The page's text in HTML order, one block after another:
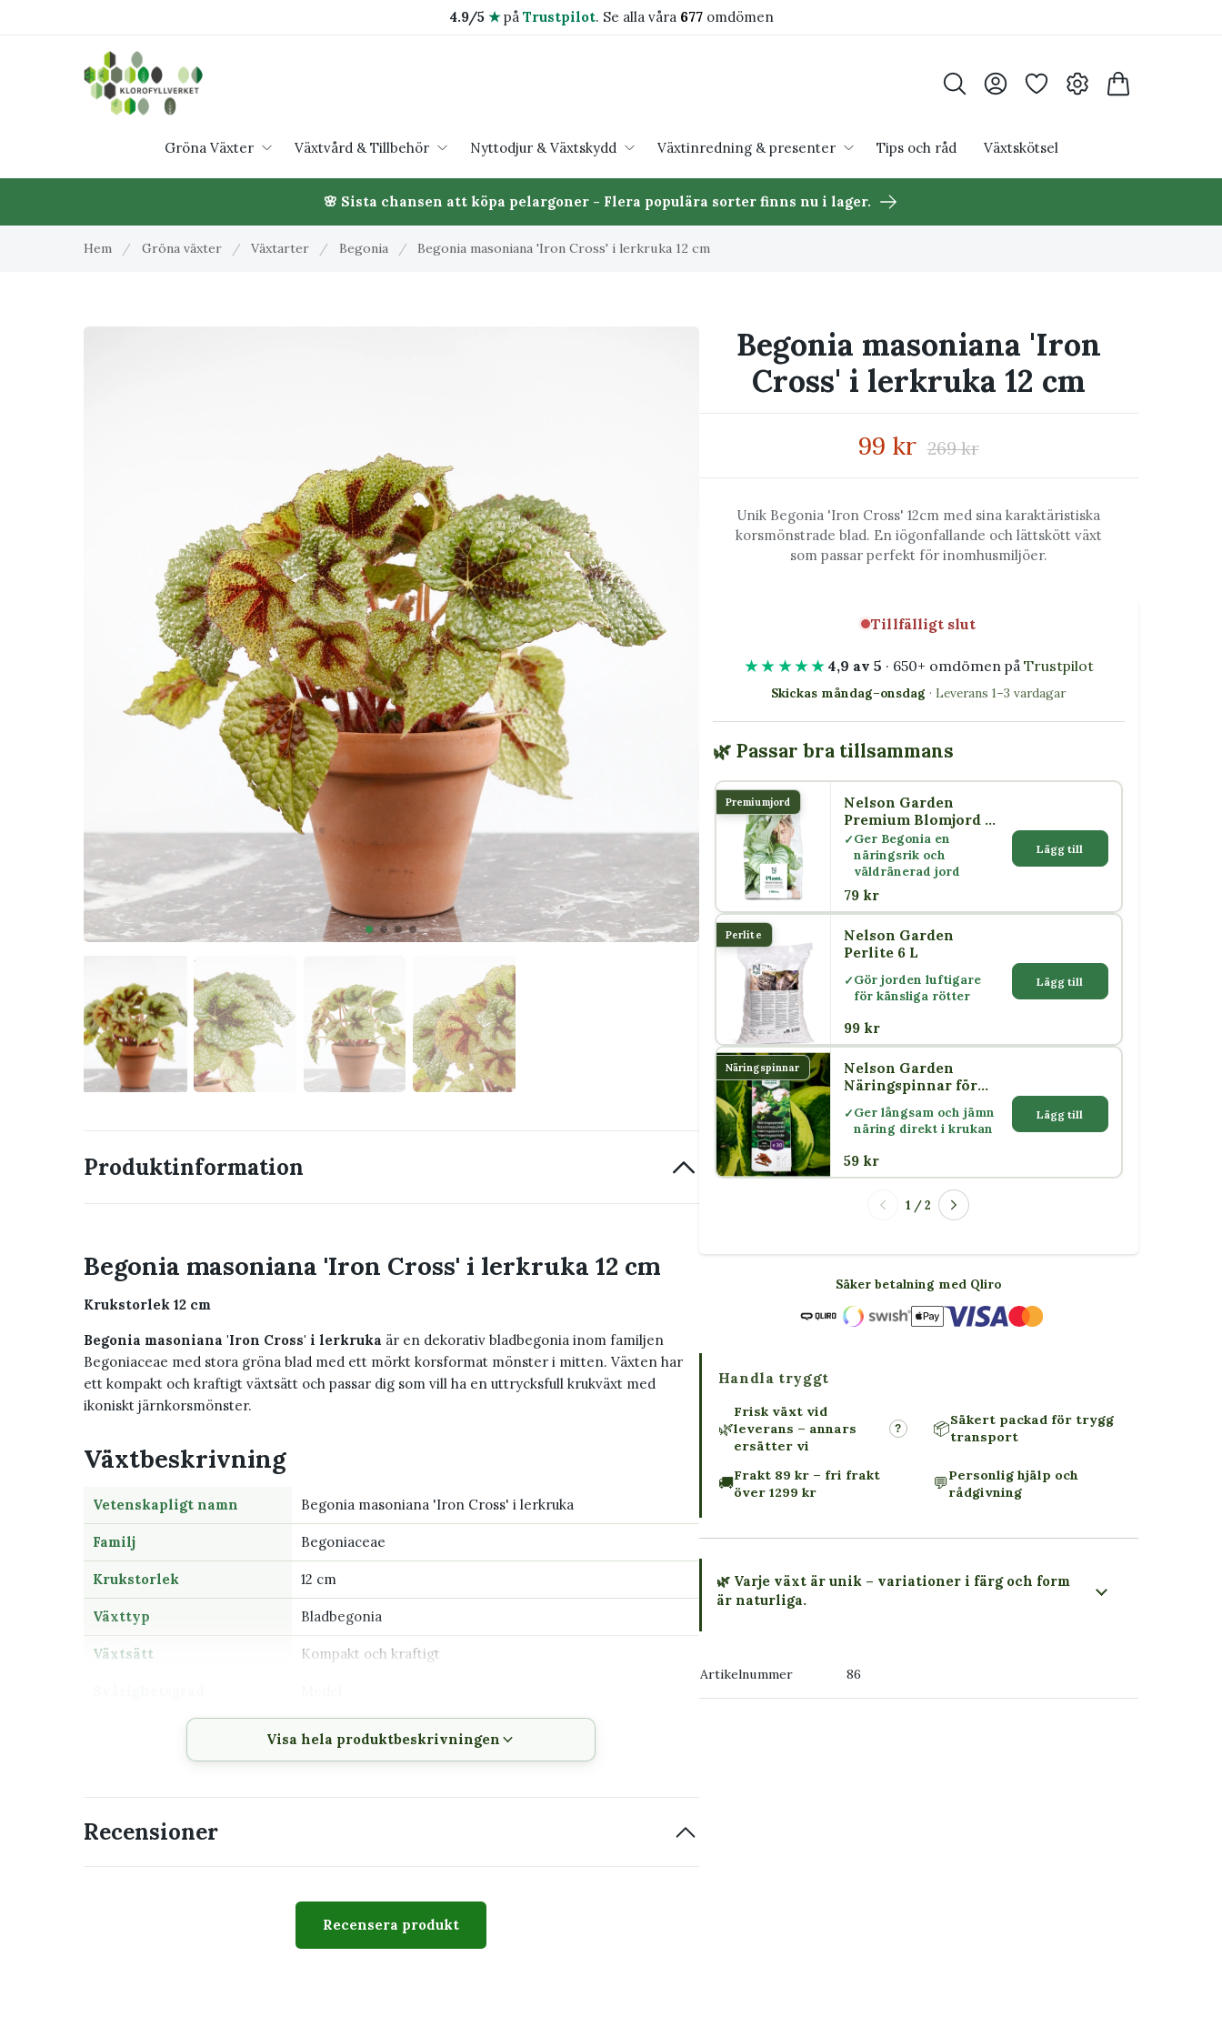
4.9/5 ★på Trustpilot. Se alla våra 677omdömen
Gröna Växter Växtvård & Tillbehör Nyttodjur & Växtskydd Växtinredning & presenter Tips och råd Växtskötsel
🌸 Sista chansen att köpa pelargoner - Flera populära sorter finns nu i lager.
Hem / Gröna växter / Växtarter / Begonia / Begonia masoniana 'Iron Cross' i lerkruka 12 cm
Produktinformation
Begonia masoniana 'Iron Cross' i lerkruka 12 cm
Krukstorlek 12 cm
Begonia masoniana 'Iron Cross' i lerkruka är en dekorativ bladbegonia inom familjen
Begoniaceae med stora gröna blad med ett mörkt korsformat mönster i mitten. Växten har
ett kompakt och kraftigt växtsätt och passar dig som vill ha en uttrycksfull krukväxt med
ikoniskt järnkorsmönster.
Växtbeskrivning
Vetenskapligt namn Begonia masoniana 'Iron Cross' i lerkruka
Familj Begoniaceae
Krukstorlek 12 cm
Växttyp Bladbegonia
Växtsätt Kompakt och kraftigt
Ja, bör hållas utom räckhåll för barn och husdjur som tuggar
på växter
Ljust rum utan stark direkt sol
Placering med jämn temperatur och god luftcirkulation
Visa hela produktbeskrivningen
Recensioner
Recensera produkt
Begonia masoniana 'Iron
Cross' i lerkruka 12 cm
99 kr 269 kr
Unik Begonia 'Iron Cross' 12cm med sina karaktäristiska
korsmönstrade blad. En iögonfallande och lättskött växt
som passar perfekt för inomhusmiljöer.
Tillfälligt slut
★★★★★ 4,9 av 5 · 650+ omdömen på Trustpilot
Skickas måndag–onsdag · Leverans 1–3 vardagar
🌿 Passar bra tillsammans
Premiumjord
Nelson Garden
Premium Blomjord 4
LGer Begonia en
näringsrik och
väldränerad jord
79 kr
Lägg till
Perlite
Nelson Garden
Perlite 6 L
Gör jorden luftigare
för känsliga rötter
99 kr
Lägg till
Näringspinnar
Nelson Garden
Näringspinnar för
Ger långsam och jämn
näring direkt i krukan
59 kr
Lägg till
1 / 2
Säker betalning med Qliro
Handla tryggt
🌿
Frisk växt vid
leverans – annars
ersätter vi
? 📦Säkert packad för trygg
transport
🚚Frakt 89 kr – fri frakt
över 1299 kr
💬Personlig hjälp och
rådgivning
🌿 Varje växt är unik – variationer i färg och form
är naturliga.
→ Kontakta oss
Artikelnummer 86